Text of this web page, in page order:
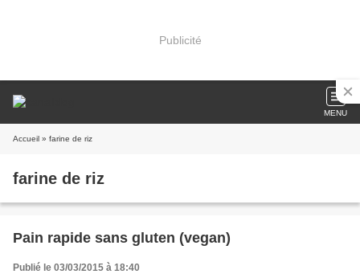
Publicité
MENU
Accueil » farine de riz
farine de riz
Pain rapide sans gluten (vegan)
Publié le 03/03/2015 à 18:40